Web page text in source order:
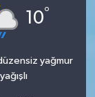
10°
yağmur
yağışlı